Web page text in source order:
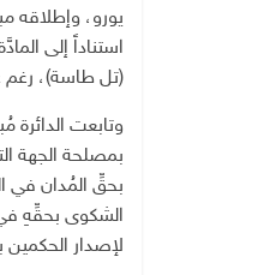
يورو، وإطلاقه
استناداً إلى
(تل طاسة)، رغم
وتابعت الدائرة
بحقِّ المُدان في
الشكوى بحقِّهِ في
لإصدار الحكمين